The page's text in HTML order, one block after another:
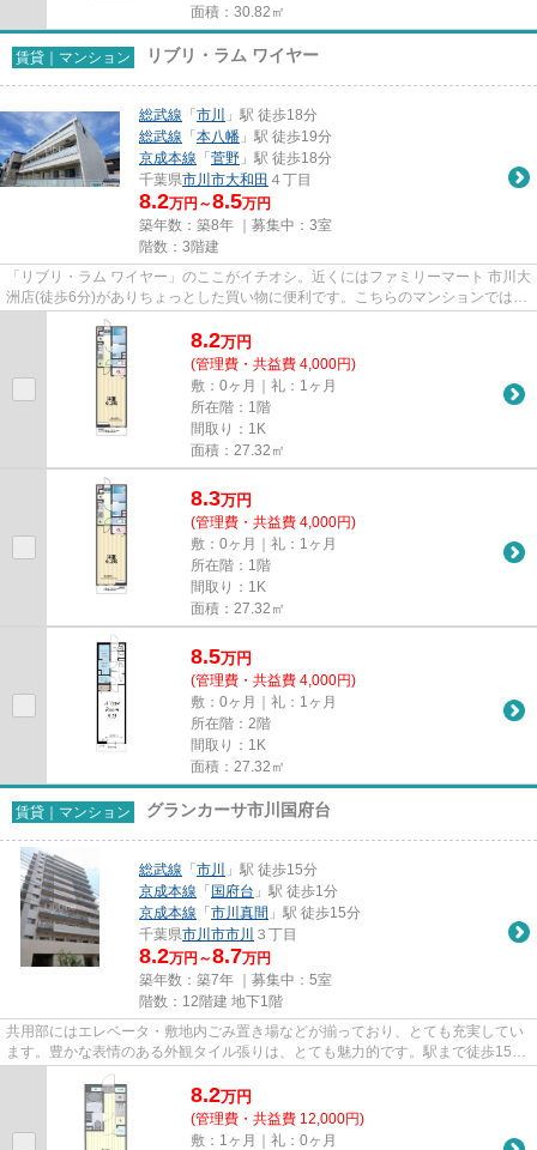
面積：30.82㎡
賃貸｜マンション リブリ・ラム ワイヤー
総武線 「 市川
」駅 徒歩18分
総武線 「 本八幡 」駅 徒歩19分
京成本線 「 菅野 」駅 徒歩18分
千葉県市川市大和田 ４丁目
8.2万円～8.5万円
築年数：築8年 ｜募集中： 3室
階数：3階建
「リブリ・ラム ワイヤー」のここがイチオシ。近くにはファミリーマート 市川大
洲店(徒歩6分)がありちょっとした買い物に便利です。こちらのマンションでは初
期費用をカードでお支払い...
8.2万円
(管理費・共益費 4,000円)
敷：0ヶ月｜礼：1ヶ月
所在階：1階
間取り：1K
面積：27.32㎡
8.3万円
(管理費・共益費 4,000円)
敷：0ヶ月｜礼：1ヶ月
所在階：1階
間取り：1K
面積：27.32㎡
8.5万円
(管理費・共益費 4,000円)
敷：0ヶ月｜礼：1ヶ月
所在階：2階
間取り：1K
面積：27.32㎡
賃貸｜マンション グランカーサ市川国府台
総武線 「 市川
」駅 徒歩15分
京成本線 「 国府台 」駅 徒歩1分
京成本線 「 市川真間 」駅 徒歩15分
千葉県市川市市川 ３丁目
8.2万円～8.7万円
築年数：築7年 ｜募集中： 5室
階数：12階建 地下1階
共用部にはエレベータ・敷地内ごみ置き場などが揃っており、とても充実してい
ます。豊かな表情のある外観タイル張りは、とても魅力的です。駅まで徒歩15分
に立地する物件です。2018年...
8.2万円
(管理費・共益費 12,000円)
敷：1ヶ月｜礼：0ヶ月